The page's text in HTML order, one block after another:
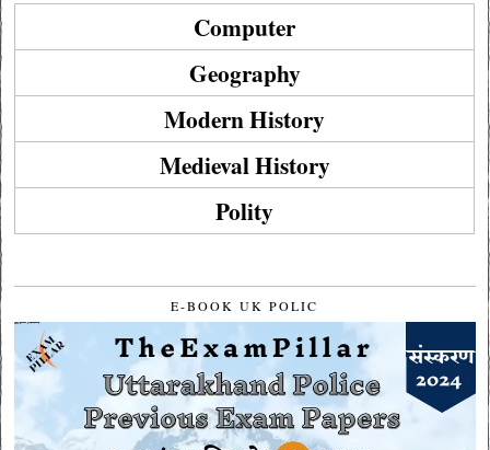
Computer
Geography
Modern History
Medieval History
Polity
E-BOOK UK POLIC